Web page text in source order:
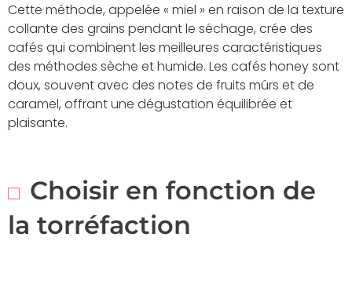
Cette méthode, appelée « miel » en raison de la texture
collante des grains pendant le séchage, crée des
cafés qui combinent les meilleures caractéristiques
des méthodes sèche et humide. Les cafés honey sont
doux, souvent avec des notes de fruits mûrs et de
caramel, offrant une dégustation équilibrée et
plaisante.
Choisir en fonction de
la torréfaction